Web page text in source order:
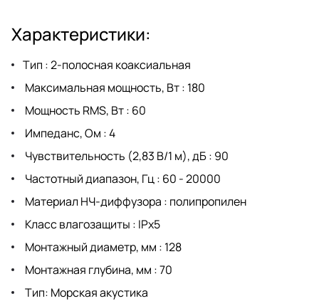
Характеристики:
Тип : 2-полосная коаксиальная
Максимальная мощность, Вт : 180
Мощность RMS, Вт : 60
Импеданс, Ом : 4
Чувствительность (2,83 В/1 м), дБ : 90
Частотный диапазон, Гц : 60 - 20000
Материал НЧ-диффузора : полипропилен
Класс влагозащиты : IPx5
Монтажный диаметр, мм : 128
Монтажная глубина, мм : 70
Тип: Морская акустика